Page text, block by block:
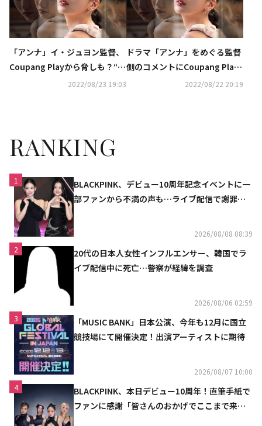
「アンナ」イ・ジュヨン監督、
Coupang Playから脅しも？“同
意しなければ虚偽の公式コメン
2022/08/23 19:03
ドラマ「アンナ」をめぐる監督
側のコメントにCoupang Play
が再び反論“一括謝罪は事実と
2022/08/22 20:19
RANKING
1
BLACKPINK、デビュー10周年記念イベントに一
部ファンから不満の声も…ライブ配信で謝罪
2026/08/08 08:39
2
20代の日本人女性インフルエンサー、韓国でラ
イブ配信中に死亡…警察が経緯を調査
2026/08/06 02:59
3
「MUSIC BANK」日本公演、今年も12月に国立
競技場にて開催決定！出演アーティストに期待
2026/08/07 10:00
4
BLACKPINK、本日デビュー10周年！直筆手紙で
ファンに感謝「皆さんのおかげでここまで来ら